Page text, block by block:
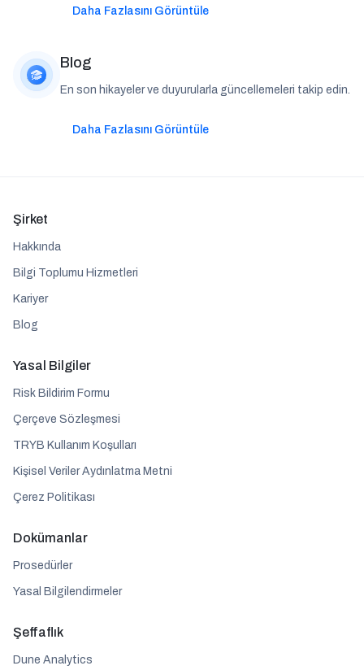
Daha Fazlasını Görüntüle
Blog
En son hikayeler ve duyurularla güncellemeleri takip edin.
Daha Fazlasını Görüntüle
Şirket
Hakkında
Bilgi Toplumu Hizmetleri
Kariyer
Blog
Yasal Bilgiler
Risk Bildirim Formu
Çerçeve Sözleşmesi
TRYB Kullanım Koşulları
Kişisel Veriler Aydınlatma Metni
Çerez Politikası
Dokümanlar
Prosedürler
Yasal Bilgilendirmeler
Şeffaflık
Dune Analytics